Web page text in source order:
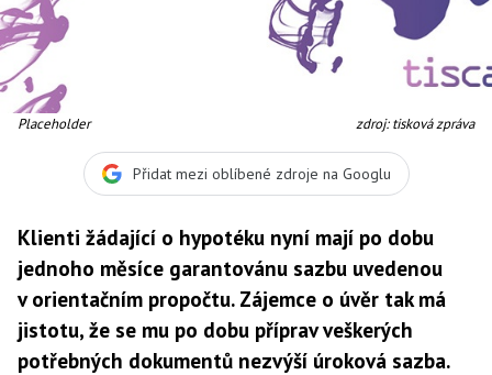
Placeholder zdroj: tisková zpráva
Přidat mezi oblíbené zdroje na Googlu
Klienti žádající o hypotéku nyní mají po dobu
jednoho měsíce garantovánu sazbu uvedenou
v orientačním propočtu. Zájemce o úvěr tak má
jistotu, že se mu po dobu příprav veškerých
potřebných dokumentů nezvýší úroková sazba.